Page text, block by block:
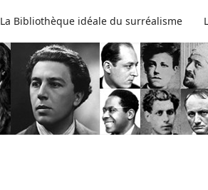
La Bibliothèque idéale du surréalisme